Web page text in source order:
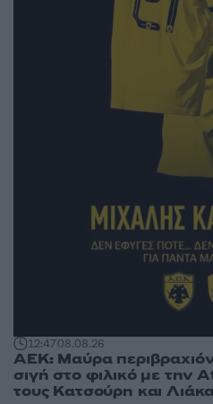
12:4708.08.26
ΑΕΚ: Μαύρα
σιγή στο φιλικό με την
τους Κατσούρη και